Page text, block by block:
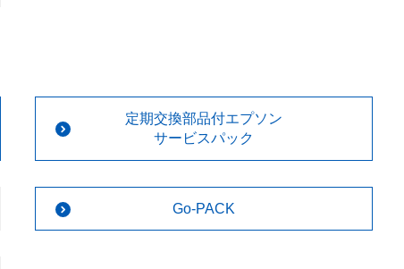
定期交換部品付エプソン
サービスパック
Go-PACK